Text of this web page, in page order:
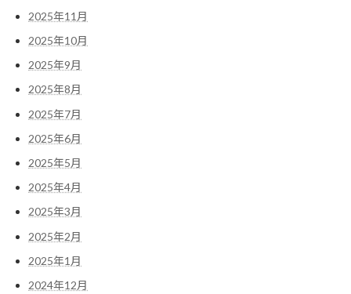
2025年11月
2025年10月
2025年9月
2025年8月
2025年7月
2025年6月
2025年5月
2025年4月
2025年3月
2025年2月
2025年1月
2024年12月